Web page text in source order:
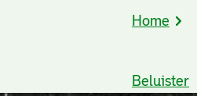
Kruimelpad
Home
Beluister